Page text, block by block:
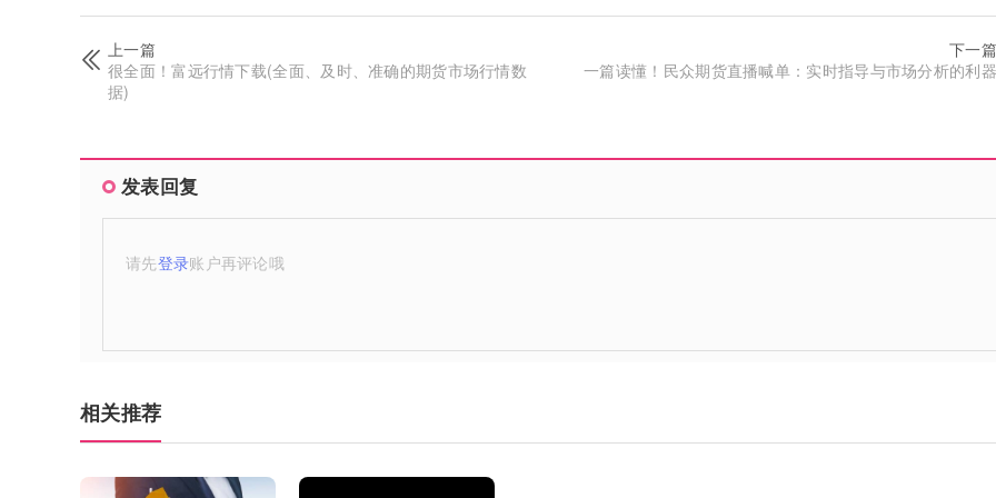
上一篇
很全面！富远行情下载(全面、及时、准确的期货市场行情数
据)
下一篇
一篇读懂！民众期货直播喊单：实时指导与市场分析的利器
发表回复
请先登录账户再评论哦
相关推荐